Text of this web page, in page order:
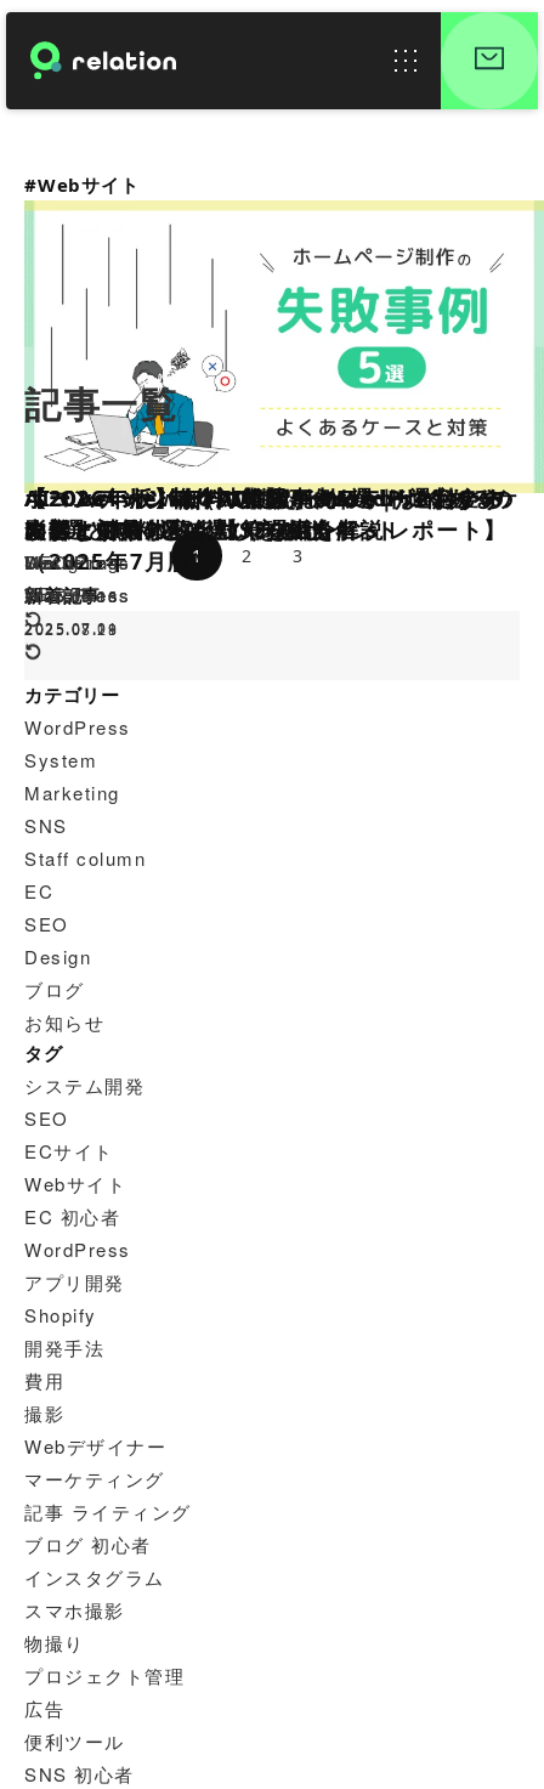
#Webサイト
記事一覧
ホームページ制作の失敗事例5選｜よくあるケ
ースと対策
Design
WordPress
2025.08.29
ホームページ制作の相場が丸わかり！料金の
内訳と価格がバラつく理由を解説
Marketing
WordPress
2025.07.18
AI Overviews（AI検索）のWebサイトへの
影響とCTRの変化【SEO担当者’s レポート】
（2025年7月版）
SEO
2025.07.01
【2026年版】無料で使えるWordPressテー
マおすすめ5選と選び方のポイント
WordPress
2025.06.16
【2026年版】有料WordPressテーマおすす
め5選と無料との違いを解説
WordPress
2025.06.16
【コンテンツSEO対策】キーワード選定から
改善まで具体的な対策を紹介
SEO
2025.05.30
投
稿
の
ペ
ー
ジ
送
り
1 2 3
新着記事
カテゴリー
WordPress
System
Marketing
SNS
Staff column
EC
SEO
Design
ブログ
お知らせ
タグ
システム開発
SEO
ECサイト
Webサイト
EC 初心者
WordPress
アプリ開発
Shopify
開発手法
費用
撮影
Webデザイナー
マーケティング
記事 ライティング
ブログ 初心者
インスタグラム
スマホ撮影
物撮り
プロジェクト管理
広告
便利ツール
SNS 初心者